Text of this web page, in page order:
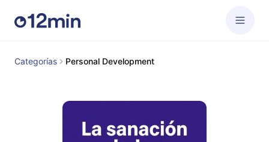
Categorías Personal Development